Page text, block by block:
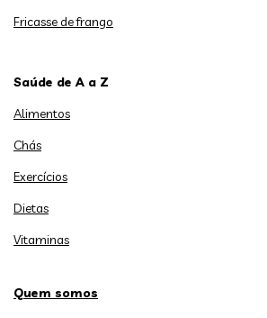
Fricasse de frango
Saúde de A a Z
Alimentos
Chás
Exercícios
Dietas
Vitaminas
Quem somos